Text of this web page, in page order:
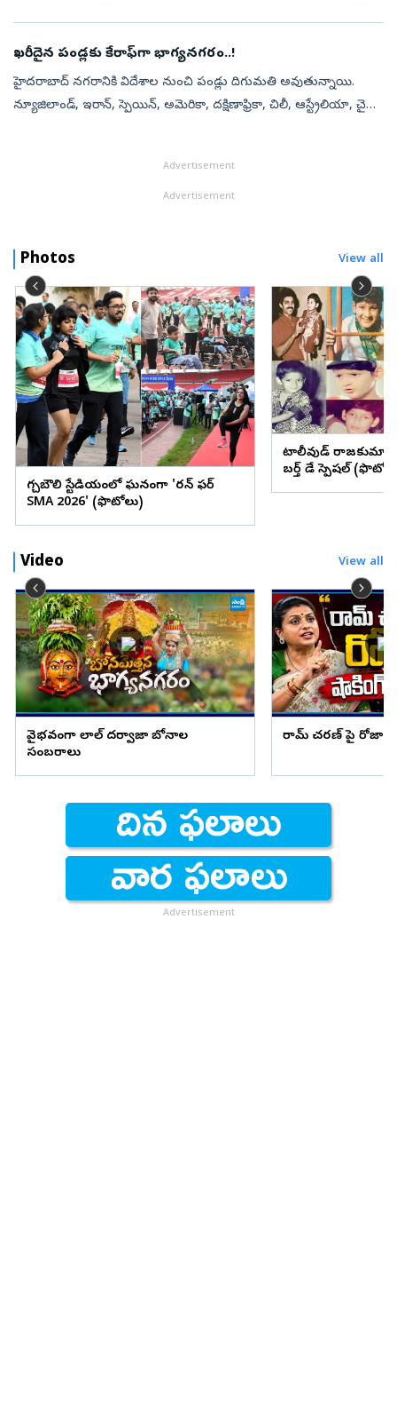
ఖరీదైన పండ్లకు కేరాఫ్‌గా భాగ్యనగరం..!
హైదరాబాద్‌ నగరానికి విదేశాల నుంచి పండ్లు దిగుమతి అవుతున్నాయి.
న్యూజిలాండ్, ఇరాన్, స్పెయిన్, అమెరికా, దక్షిణాఫ్రికా, చిలీ, ఆస్ట్రేలియా, చైనా,
Advertisement
Advertisement
Photos View all
గచ్చిబౌలి స్టేడియంలో ఘనంగా 'రన్ ఫర్
SMA 2026' (ఫొటోలు)
టాలీవుడ్
బర్త్ డే స్పెషల్
Video View all
వైభవంగా లాల్ దర్వాజా బోనాల
సంబరాలు
రామ్ చరణ్ పై రోజా
Advertisement